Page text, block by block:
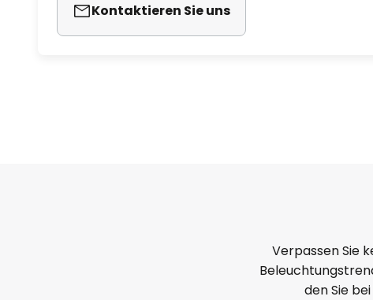
Kontaktieren Sie uns
Verpassen Sie
den Sie